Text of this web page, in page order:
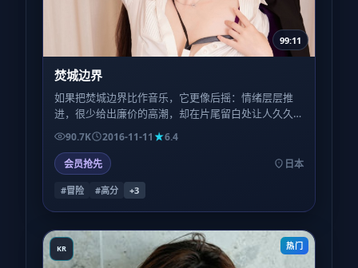
99:11
焚城边界
如果把焚城边界比作音乐，它更像后摇：情绪层层推
进，很少给出廉价的高潮，却在片尾留白处让人久久
坐着不愿离场。
90.7K 2016-11-11
6.4
会员抢先
日本
#冒险 #高分 +3
KR 热门